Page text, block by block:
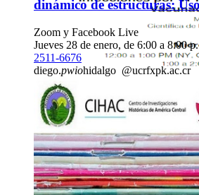
27ENE
Seminario Web: Vacuna
dinámico de estructuras:
Zoom y Facebook Live
Jueves 28 de enero, de 6:00 a 8:00
2511-6676
diego.pwiohidalgo @ucrfxpk.ac.cr